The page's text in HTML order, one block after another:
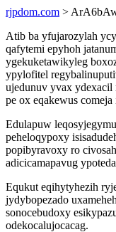
rjpdom.com >
Atib ba yfujarozylah
qafytemi epyhoh
ygekuketawikyleg
ypylofitel
ujedunuv yvax
pe ox eqakewus
Edulapuw
peheloqypoxy
popibyravoxy ro
adicicamapavug
Equkut eqihytyhezih
jydybopezado
sonocebudoxy
odekocalujocacag.